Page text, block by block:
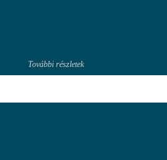
További részletek